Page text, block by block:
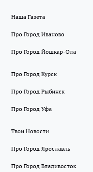
Наша Газета
Про Город Иваново
Про Город Йошкар-Ола
Про Город Курск
Про Город Рыбинск
Про Город Уфа
Твои Новости
Про Город Ярославль
Про Город Владивосток